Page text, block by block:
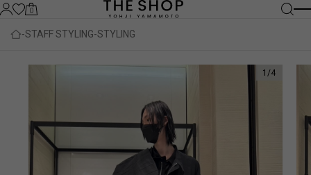
0
STAFF STYLING STYLING
1 /4